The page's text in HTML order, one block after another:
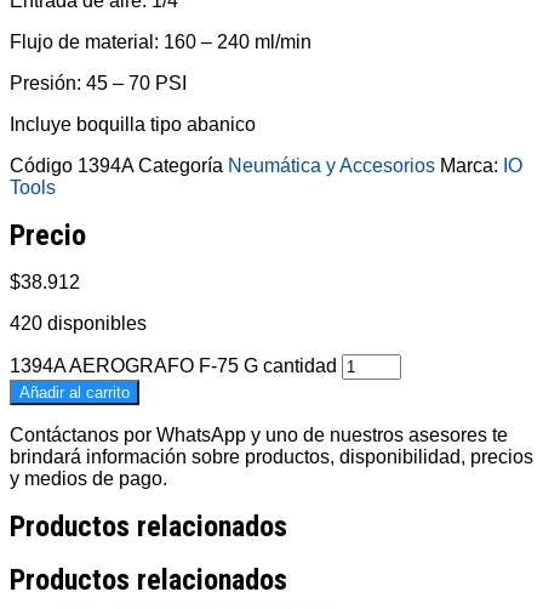
Flujo de material: 160 – 240 ml/min
Presión: 45 – 70 PSI
Incluye boquilla tipo abanico
Código 1394ACategoría Neumática y Accesorios Marca: IO
Tools
Precio
$38.912
420 disponibles
1394A AEROGRAFO F-75 G cantidad
Añadir al carrito
Contáctanos por WhatsApp y uno de nuestros asesores te
brindará información sobre productos, disponibilidad, precios
y medios de pago.
Productos relacionados
Productos relacionados